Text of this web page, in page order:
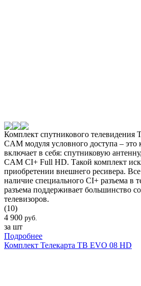
Комплект спутникового телевидения
CAM модуля условного доступа – это
включает в себя: спутниковую
CAM CI+ Full HD. Такой комплект
приобретении внешнего ресивера.
наличие специального CI+ разъема в
разъема поддерживает большинство
телевизоров.
(10)
4 900 руб.
за шт
Подробнее
Комплект Телекарта ТВ EVO 08 HD